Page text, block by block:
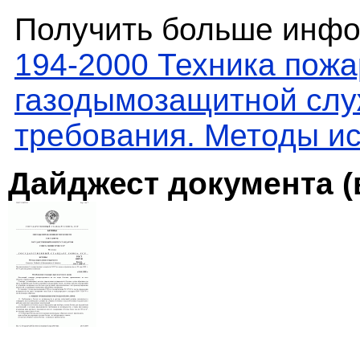
Получить больше
194-2000 Техника
газодымозащитной
требования. Методы
Дайджест документа